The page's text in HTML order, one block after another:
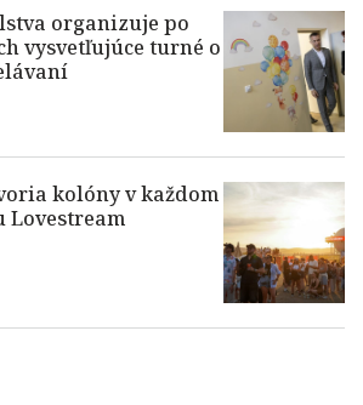
organizuje po
vysvetľujúce turné o
kolóny v každom
Lovestream